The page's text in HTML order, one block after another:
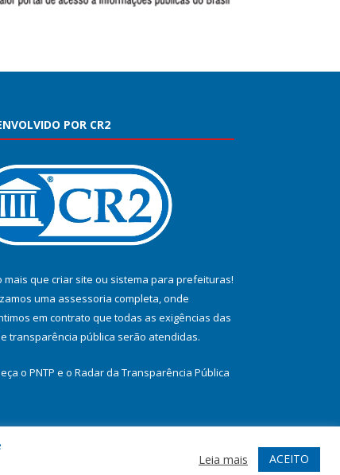
POR CR2
mais que criar site ou sistema para prefeituras!
uma assessoria completa, onde
em contrato que todas as exigências das
transparência pública serão atendidas.
o PNTP e o Radar da Transparência Pública
Acessar Webmail
Leia mais ACEITO